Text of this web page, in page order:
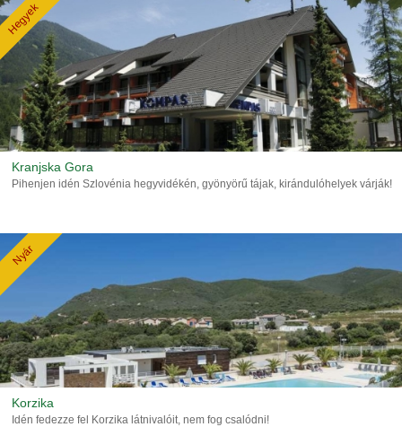
Hegyek
Kranjska Gora
Pihenjen idén Szlovénia hegyvidékén, gyönyörű tájak, kirándulóhelyek várják!
Nyár
Korzika
Idén fedezze fel Korzika látnivalóit, nem fog csalódni!